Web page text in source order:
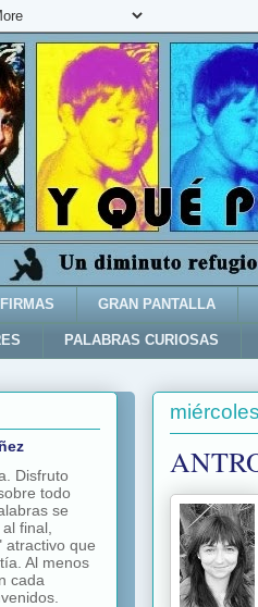
FIRMAS GRAN PANTALLA
PALABRAS CURIOSAS
Disfruto
todo
se
final,
atractivo que
Al menos
cada